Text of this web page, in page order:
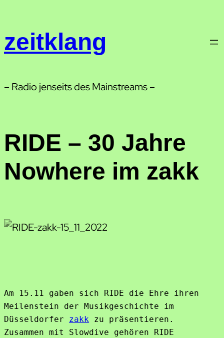
springen
zeitklang
– Radio jenseits des Mainstreams –
RIDE – 30 Jahre
Nowhere im zakk
Am 15.11 gaben sich RIDE die Ehre ihren
Meilenstein der Musikgeschichte im
Düsseldorfer zakk zu präsentieren.
Zusammen mit Slowdive gehören RIDE